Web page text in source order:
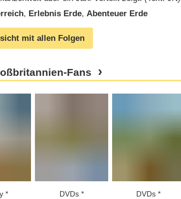
, Erlebnis Erde,Abenteuer Erde
mit allen Folgen
Fans
DVDs DVDs